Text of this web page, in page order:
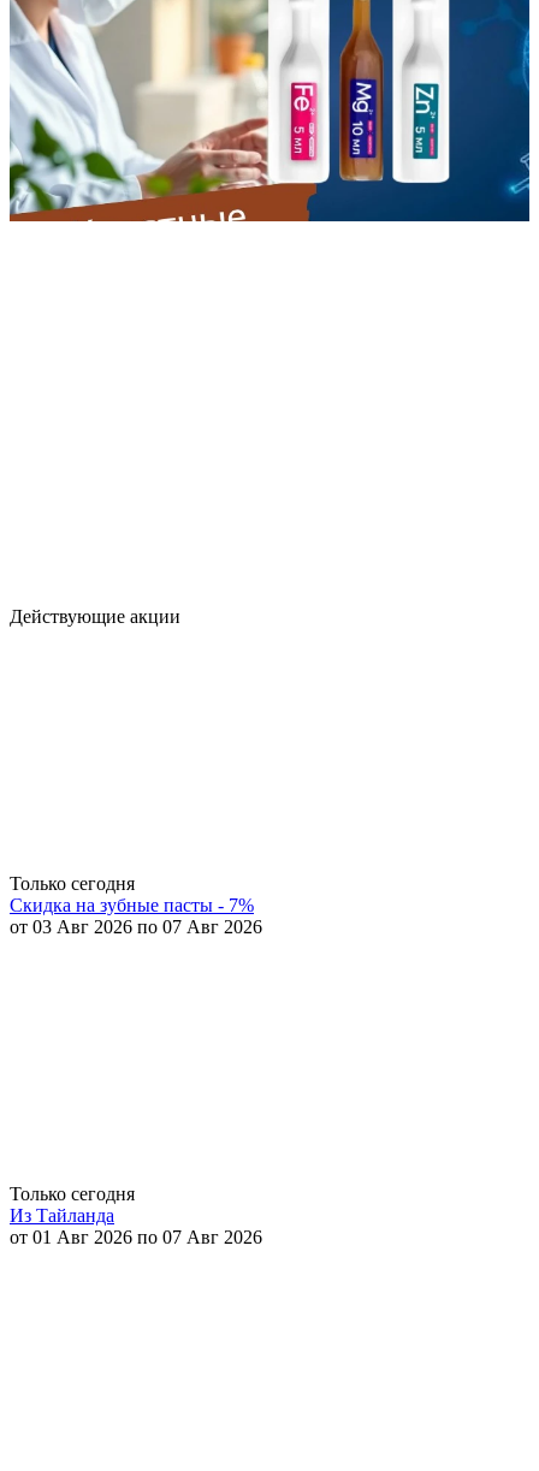
Действующие акции
Только сегодня
Скидка на зубные пасты - 7%
от 03 Авг 2026 по 07 Авг 2026
Только сегодня
Из Тайланда
от 01 Авг 2026 по 07 Авг 2026